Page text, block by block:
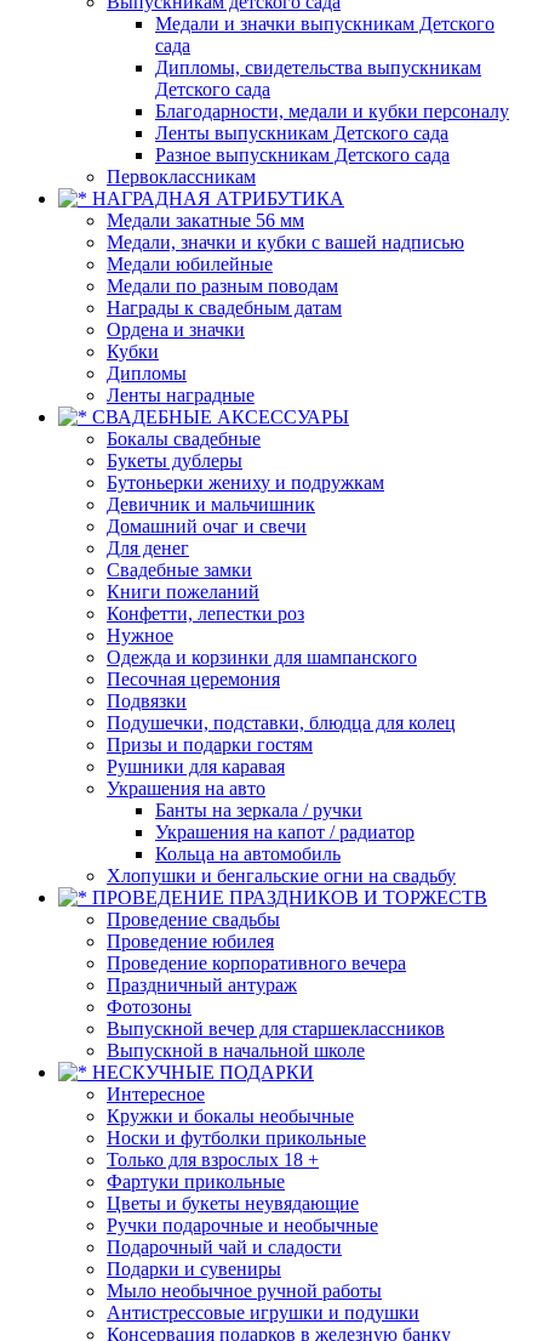
Медали и значки выпускникам Детского
сада
Дипломы, свидетельства выпускникам
Детского сада
Благодарности, медали и кубки персоналу
Ленты выпускникам Детского сада
Разное выпускникам Детского сада
Первоклассникам
НАГРАДНАЯ АТРИБУТИКА
Медали закатные 56 мм
Медали, значки и кубки с вашей надписью
Медали юбилейные
Медали по разным поводам
Награды к свадебным датам
Ордена и значки
Кубки
Дипломы
Ленты наградные
СВАДЕБНЫЕ АКСЕССУАРЫ
Бокалы свадебные
Букеты дублеры
Бутоньерки жениху и подружкам
Девичник и мальчишник
Домашний очаг и свечи
Для денег
Свадебные замки
Книги пожеланий
Конфетти, лепестки роз
Нужное
Одежда и корзинки для шампанского
Песочная церемония
Подвязки
Подушечки, подставки, блюдца для колец
Призы и подарки гостям
Рушники для каравая
Украшения на авто
Банты на зеркала / ручки
Украшения на капот / радиатор
Кольца на автомобиль
Хлопушки и бенгальские огни на свадьбу
ПРОВЕДЕНИЕ ПРАЗДНИКОВ И ТОРЖЕСТВ
Проведение свадьбы
Проведение юбилея
Проведение корпоративного вечера
Праздничный антураж
Фотозоны
Выпускной вечер для старшеклассников
Выпускной в начальной школе
НЕСКУЧНЫЕ ПОДАРКИ
Интересное
Кружки и бокалы необычные
Носки и футболки прикольные
Только для взрослых 18 +
Фартуки прикольные
Цветы и букеты неувядающие
Ручки подарочные и необычные
Подарочный чай и сладости
Подарки и сувениры
Мыло необычное ручной работы
Антистрессовые игрушки и подушки
Консервация подарков в железную банку